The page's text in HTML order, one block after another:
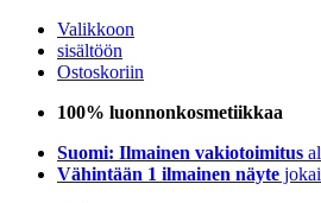
Valikkoon
sisältöön
Ostoskoriin
100% luonnonkosmetiikkaa
Suomi: Ilmainen vakiotoimitus
Vähintään 1 ilmainen näyte